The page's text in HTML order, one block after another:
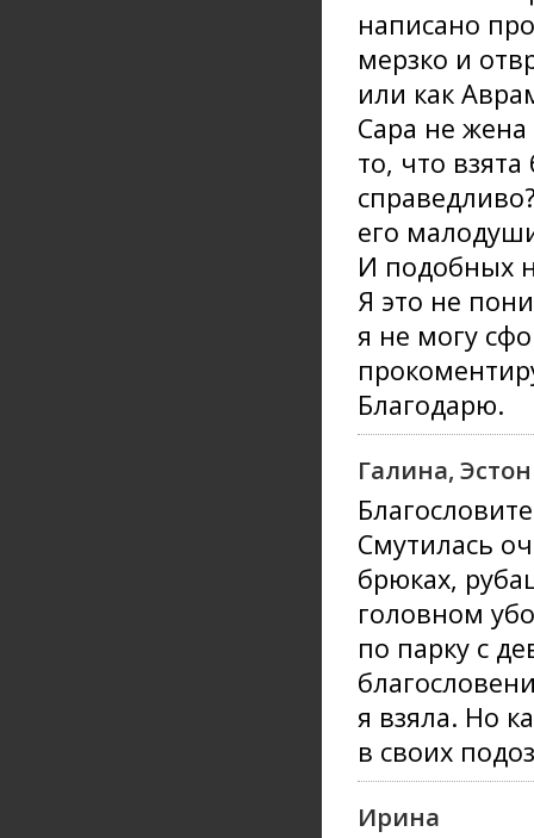
написано
мерзко и
или как
Сара не
то, что
его
И подобных
Я это не
я не могу
Благодарю.
Галина,
Смутилась
брюках,
головном
по парку с
я взяла. Но
в своих
Ирина